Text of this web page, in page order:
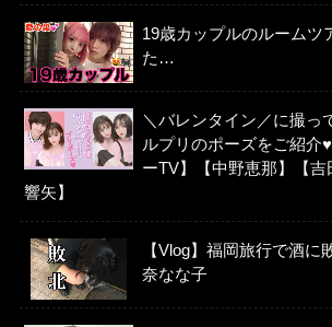
19歳カップルのルームツ
た…
＼バレンタイン／に撮っ
ルプリのポーズをご紹介
ーTV】【中野恵那】【吉
響矢】
【Vlog】福岡旅行で酒に
奈なな子